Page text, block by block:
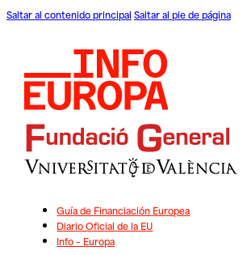
Saltar al contenido principal Saltar al pie de página
Guía de Financiación Europea
Diario Oficial de la EU
Info – Europa